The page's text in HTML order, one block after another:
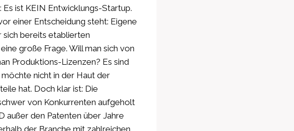
ist KEIN Entwicklungs-Startup.
einer Entscheidung steht: Eigene
bereits etablierten
große Frage. Will man sich von
Produktions-Lizenzen? Es sind
nicht in der Haut der
hat. Doch klar ist: Die
von Konkurrenten aufgeholt
außer den Patenten über Jahre
der Branche mit zahlreichen